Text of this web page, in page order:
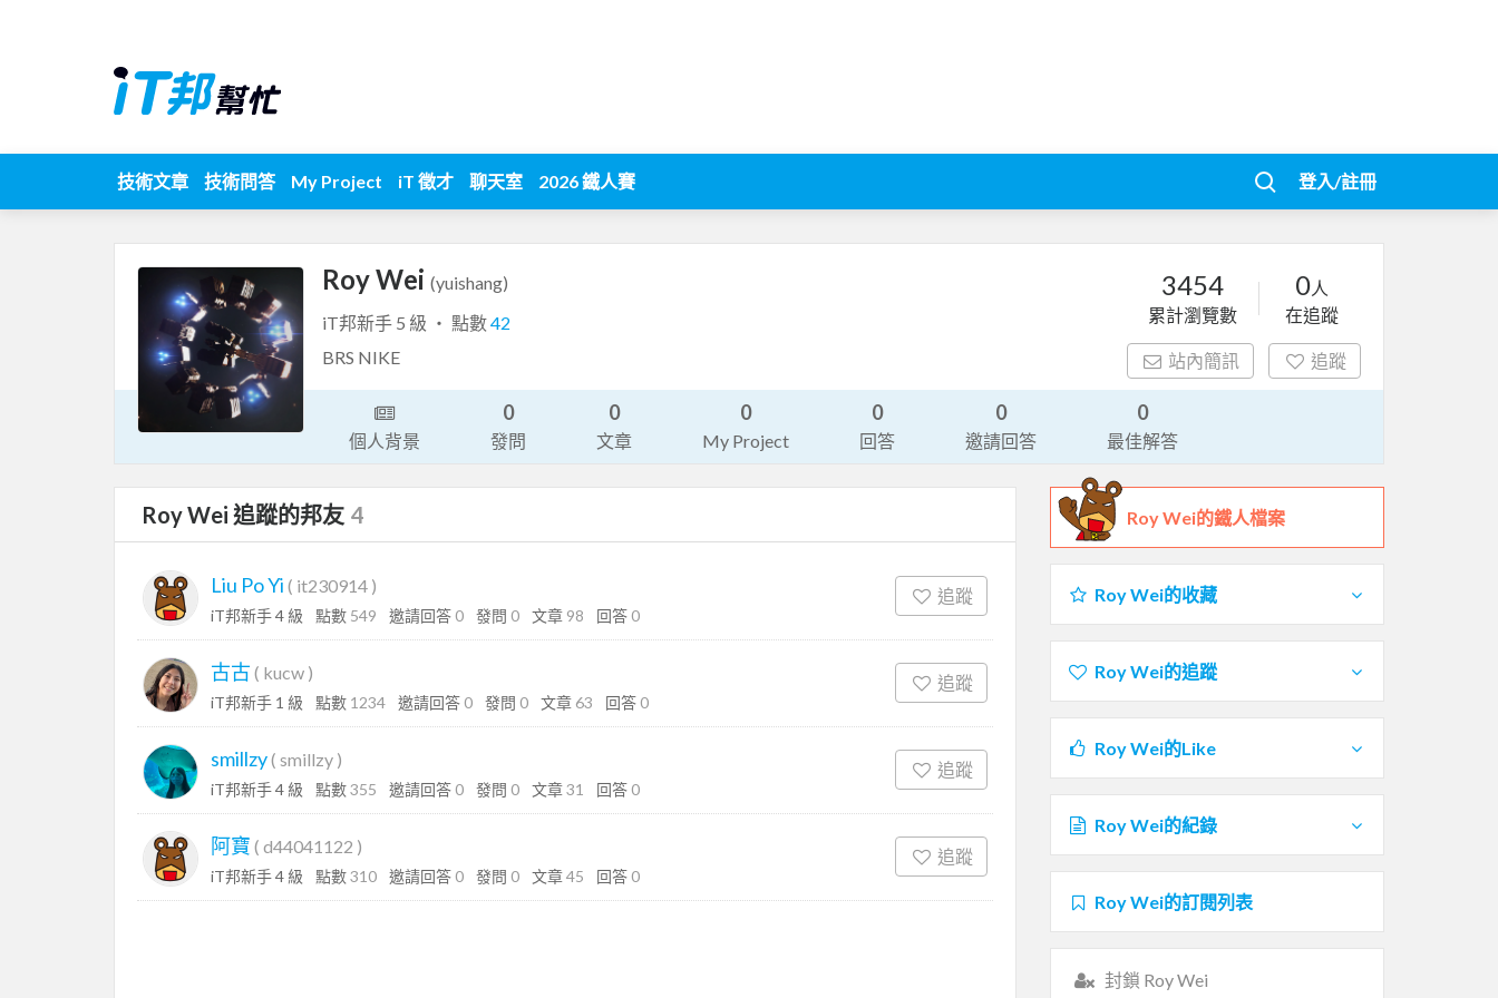
技術文章 技術問答 My Project iT 徵才 聊天室 2026 鐵人賽 登入/註冊
Roy Wei (yuishang)
iT邦新手 5 級 ‧ 點數42
BRS NIKE
3454
累計瀏覽數
0人
在追蹤
站內簡訊 追蹤
個人背景
0
發問
0
文章
0
My Project
0
回答
0
邀請回答
0
最佳解答
Roy Wei 追蹤的邦友 4
Liu Po Yi ( it230914 )
iT邦新手 4 級 點數 549 邀請回答 0 發問 0 文章 98 回答 0
追蹤
古古 ( kucw )
iT邦新手 1 級 點數 1234 邀請回答 0 發問 0 文章 63 回答 0
追蹤
smillzy( smillzy )
iT邦新手 4 級 點數355 邀請回答 0 發問 0 文章31 回答 0
追蹤
阿寶 ( d44041122 )
iT邦新手 4 級 點數310 邀請回答 0 發問 0 文章45 回答 0
追蹤
Roy Wei的鐵人檔案
Roy Wei的收藏
Roy Wei的追蹤
Roy Wei的Like
Roy Wei的紀錄
Roy Wei的訂閱列表
封鎖 Roy Wei